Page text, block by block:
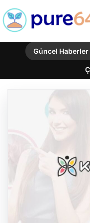
Güncel Haberler
Organize
mücadele
toplantısı.
yapılanmasına